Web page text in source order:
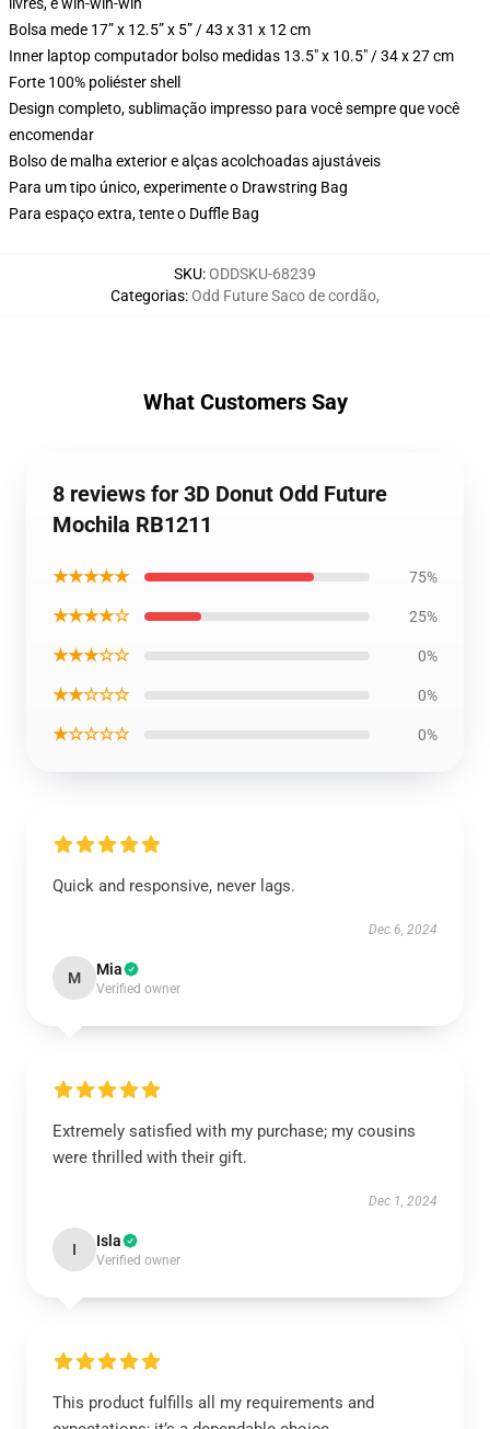
Bolsa mede 17” x 12.5” x 5” / 43 x 31 x 12 cm
Inner laptop computador bolso medidas 13.5" x 10.5" / 34 x 27 cm
Forte 100% poliéster shell
Design completo, sublimação impresso para você sempre que você
encomendar
Bolso de malha exterior e alças acolchoadas ajustáveis
Para um tipo único, experimente o Drawstring Bag
Para espaço extra, tente o Duffle Bag
SKU:ODDSKU-68239
Categorias:Odd Future Saco de cordão,
What Customers Say
8 reviews for 3D Donut Odd Future
Mochila RB1211
★★★★★ 75%
★★★★☆ 25%
★★★☆☆ 0%
★★☆☆☆ 0%
★☆☆☆☆ 0%
Quick and responsive, never lags.
Dec 6, 2024
M Mia
Verified owner
Extremely satisfied with my purchase; my cousins
were thrilled with their gift.
Dec 1, 2024
I Isla
Verified owner
This product fulfills all my requirements and